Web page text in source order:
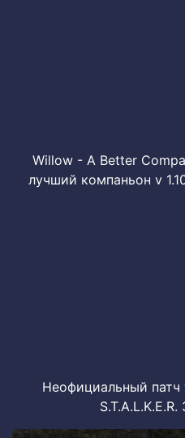
Willow - A Better
лучший компаньон v
Неофициальный патч